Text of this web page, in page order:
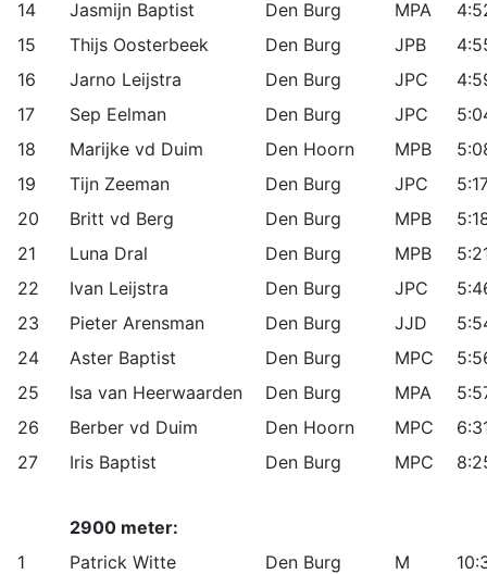
14
Jasmijn Baptist Den Burg MPA
15
Thijs Oosterbeek Den Burg JPB
16
Jarno Leijstra Den Burg JPC
17
Sep Eelman Den Burg JPC
18
Marijke vd Duim Den Hoorn MPB
19
Tijn Zeeman Den Burg JPC
20
Britt vd Berg Den Burg MPB
21
Luna Dral Den Burg MPB
22
Ivan Leijstra Den Burg JPC
23
Pieter Arensman Den Burg JJD
24
Aster Baptist Den Burg MPC
25
Isa van Heerwaarden Den Burg MPA
26
Berber vd Duim Den Hoorn MPC
27
Iris Baptist Den Burg MPC
2900 meter:
1
Patrick Witte Den Burg M